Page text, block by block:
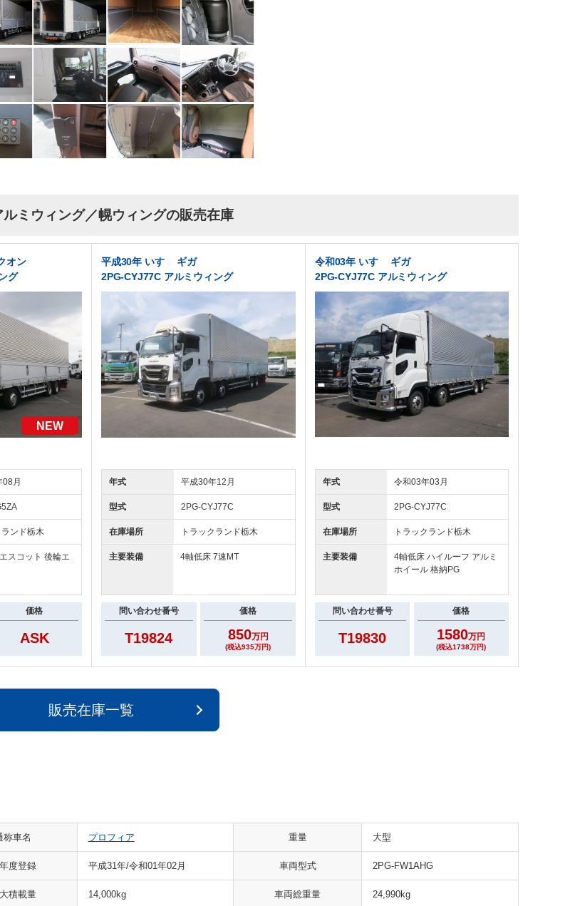
ミウィング／幌ウィングの販売在庫
オン
グ
NEW
月
ランド栃木
スコット 後輪エ
価格
ASK
平成30年 いすゞ ギガ
2PG-CYJ77C アルミウィング
年式 平成30年12月
型式 2PG-CYJ77C
在庫場所 トラックランド栃木
主要装備 4軸低床 7速MT
問い合わせ番号
T19824
価格
850万円
(税込935万円)
令和03年 いすゞ ギガ
2PG-CYJ77C アルミウィング
年式 令和03年03月
型式 2PG-CYJ77C
在庫場所 トラックランド栃木
主要装備
4軸低床 ハイルーフ アルミ
ホイール 格納PG
問い合わせ番号
T19830
価格
1580万円
(税込1738万円)
販売在庫一覧
称車名 プロフィア 重量 大型
度登録 平成31年/令和01年02月 車両型式 2PG-FW1AHG
積載量 14,000kg 車両総重量 24,990kg